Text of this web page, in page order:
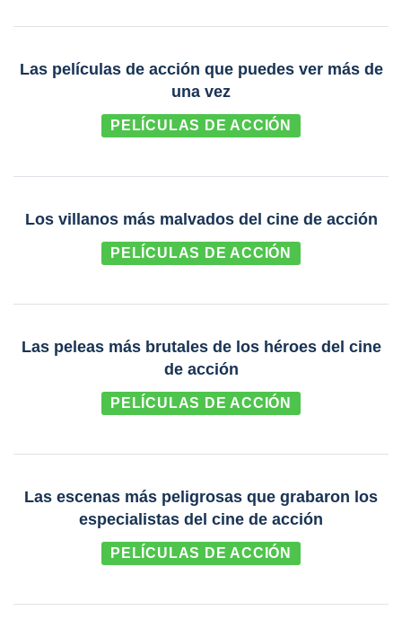
Las películas de acción que puedes ver más de
una vez
PELÍCULAS DE ACCIÓN
Los villanos más malvados del cine de acción
PELÍCULAS DE ACCIÓN
Las peleas más brutales de los héroes del cine
de acción
PELÍCULAS DE ACCIÓN
Las escenas más peligrosas que grabaron los
especialistas del cine de acción
PELÍCULAS DE ACCIÓN